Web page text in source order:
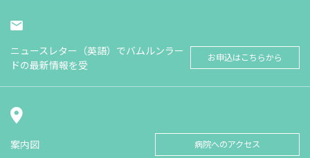
ニュースレター（英語）でバムルンラー
ドの最新情報を受
お申込はこちらから
案内図 病院へのアクセス